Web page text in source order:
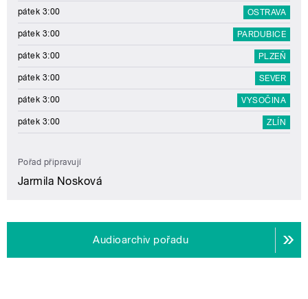
pátek 3:00 OSTRAVA
pátek 3:00 PARDUBICE
pátek 3:00 PLZEŇ
pátek 3:00 SEVER
pátek 3:00 VYSOČINA
pátek 3:00 ZLÍN
Pořad připravují
Jarmila Nosková
Audioarchiv pořadu